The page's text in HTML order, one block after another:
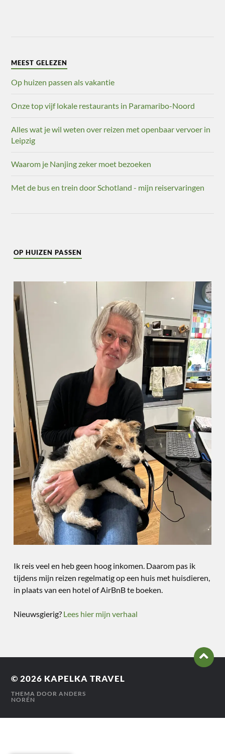
MEEST GELEZEN
Op huizen passen als vakantie
Onze top vijf lokale restaurants in Paramaribo-Noord
Alles wat je wil weten over reizen met openbaar vervoer in
Leipzig
Waarom je Nanjing zeker moet bezoeken
Met de bus en trein door Schotland - mijn reiservaringen
OP HUIZEN PASSEN
Ik reis veel en heb geen hoog inkomen. Daarom pas ik
tijdens mijn reizen regelmatig op een huis met huisdieren,
in plaats van een hotel of AirBnB te boeken.
Nieuwsgierig? Lees hier mijn verhaal
© 2026 KAPELKA TRAVEL
THEMA DOORANDERS
NORÉN